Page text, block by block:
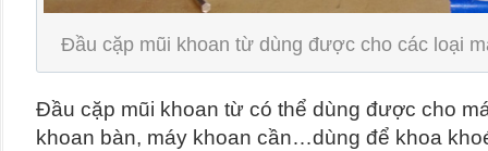
Đầu cặp mũi khoan từ dùng được cho các loại
Đầu cặp mũi khoan từ có thể dùng được cho
khoan bàn, máy khoan cần…dùng để khoa